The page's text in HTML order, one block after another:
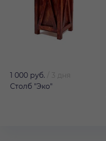
1 000 руб.
3 дня
Столб "Эко"